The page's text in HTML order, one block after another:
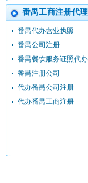
番禺工商注册代理
番禺代办营业执照
番禺公司注册
番禺餐饮服务证照代办
番禺注册公司
代办番禺公司注册
代办番禺工商注册